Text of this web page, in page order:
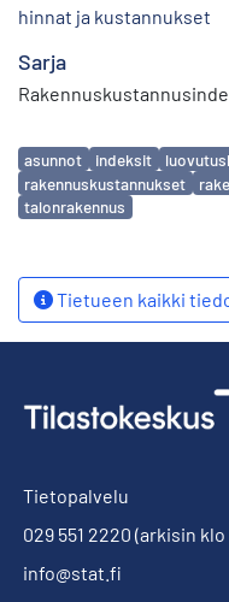
hinnat ja kustannukset
Sarja
Avainsanat
asunnot indeksit
rakennuskustannukset
talonrakennus
Tietueen kaikki
Tietopalvelu
029 551 2220 (arkisin klo
info@stat.fi